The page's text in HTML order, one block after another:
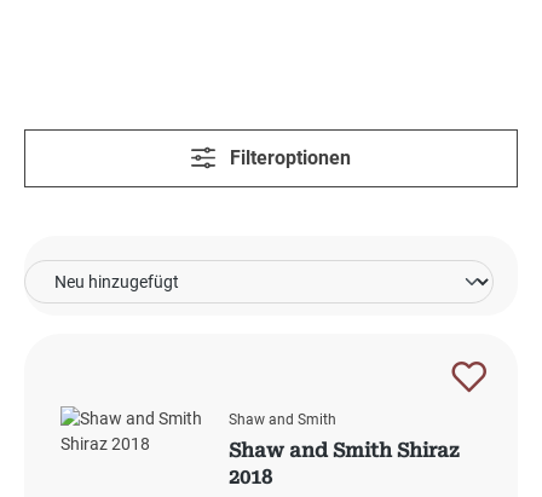
Filteroptionen
Shaw and Smith
Shaw and Smith Shiraz
2018